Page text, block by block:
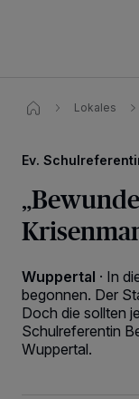
Lokales
Ev.
Wuppertal · In
begonnen. Der
Doch die sollten
Schulreferentin
Wuppertal.